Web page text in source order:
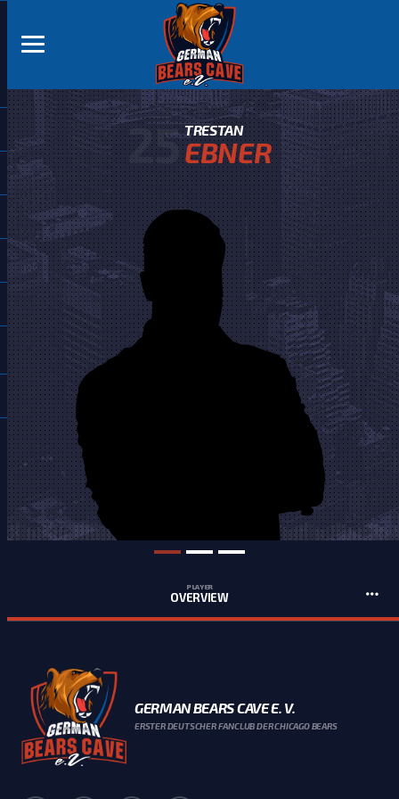
25 TRESTAN
EBNER
PLAYER
OVERVIEW
GERMAN BEARS CAVE E. V.
ERSTER DEUTSCHER FANCLUB DER CHICAGO BEARS